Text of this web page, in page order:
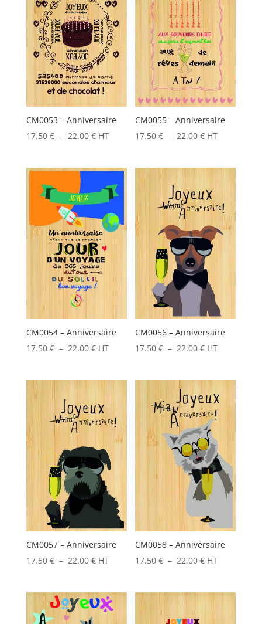
CM0053 – Anniversaire
17.50 € – 22.00 €Plage
prix :
à
22.00 €
HT
CM0055 – Anniversaire
17.50€ – 22.00€Plage
prix :
à
22.00 €
HT
CM0054 – Anniversaire
17.50 € – 22.00 €Plage
prix :
à
22.00 €
HT
CM0056 – Anniversaire
17.50€ – 22.00€Plage
prix :
17.50 €
à
22.00 €
HT
CM0057 – Anniversaire
17.50 € – 22.00 €Plage
prix :
17.50 €
HT
CM0058 – Anniversaire
17.50€ – 22.00€Plage
prix :
HT